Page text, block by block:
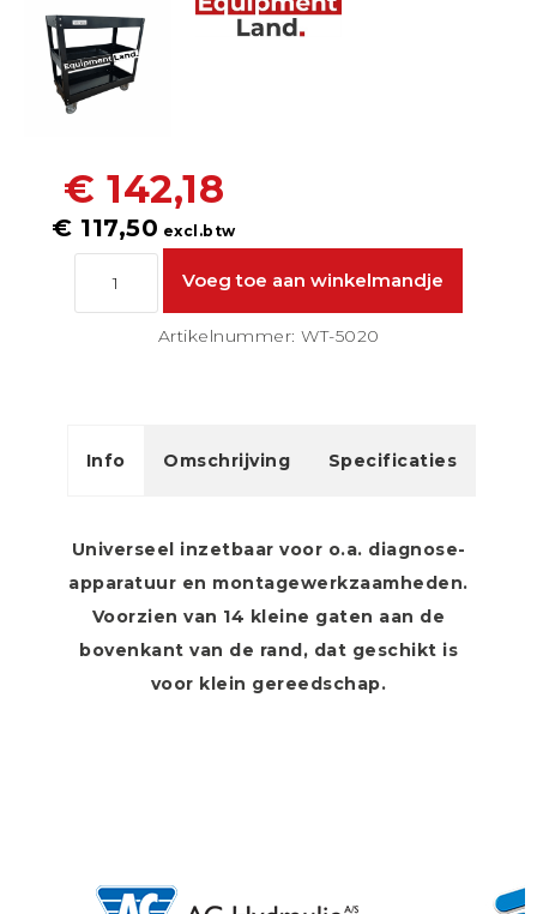
€ 142,18
€ 117,50 excl.btw
Artikelnummer: WT-5020
Info Omschrijving Specificaties
Universeel inzetbaar voor o.a. diagnose-
apparatuur en montagewerkzaamheden.
Voorzien van 14 kleine gaten aan de
bovenkant van de rand, dat geschikt is
voor klein gereedschap.